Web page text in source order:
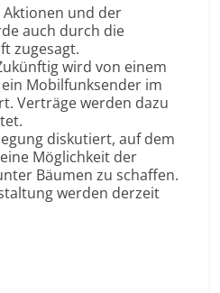
und der
auch durch die
zugesagt.
wird von einem
Mobilfunksender im
Verträge werden dazu
diskutiert, auf dem
Möglichkeit der
Bäumen zu schaffen.
werden derzeit